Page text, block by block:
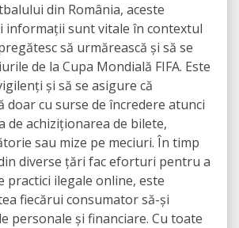
din România, aceste
informații sunt vitale în contextul
să urmărească și să se
de la Cupa Mondială FIFA. Este
și să se asigure că
doar cu surse de încredere atunci
de achiziționarea de bilete,
sau mize pe meciuri. În timp
diverse țări fac eforturi pentru a
practici ilegale online, este
fiecărui consumator să-și
personale și financiare. Cu toate